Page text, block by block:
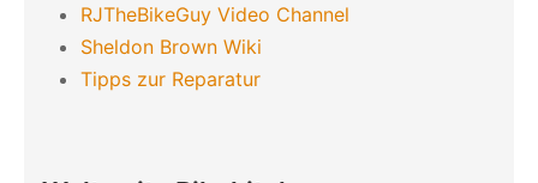
RJTheBikeGuy Video Channel
Sheldon Brown Wiki
Tipps zur Reparatur